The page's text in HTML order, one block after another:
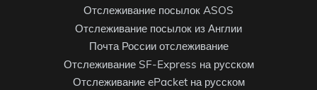
Отслеживание посылок ASOS
Отслеживание посылок из Англии
Почта России отслеживание
Отслеживание SF-Express на русском
Отслеживание ePacket на русском